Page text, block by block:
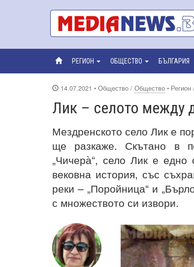
РЕГИОН ОБЩЕСТВО БЪЛГАРИЯ
14.07.2021 • Общество / Общество • Регион
Лик – селото между
Мездренското село Лик е
ще разкаже. Скътано в
„Чичера̀“, село Лик е
вековна история, със
реки – „Поройница“ и
с множеството си извори.